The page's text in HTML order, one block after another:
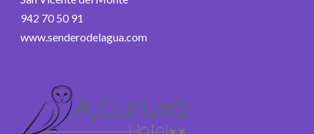
942 70 50 91
www.senderodelagua.com